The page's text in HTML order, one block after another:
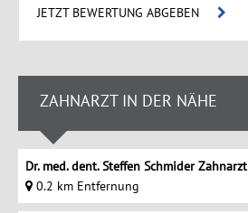
JETZT BEWERTUNG ABGEBEN
ZAHNARZT IN DER NÄHE
Dr. med. dent. Steffen Schmider Zahnarzt
0.2 km Entfernung